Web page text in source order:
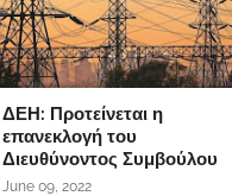
ΔΕΗ: Προτείνεται η
επανεκλογή του
Διευθύνοντος Συμβούλου
June 09, 2022